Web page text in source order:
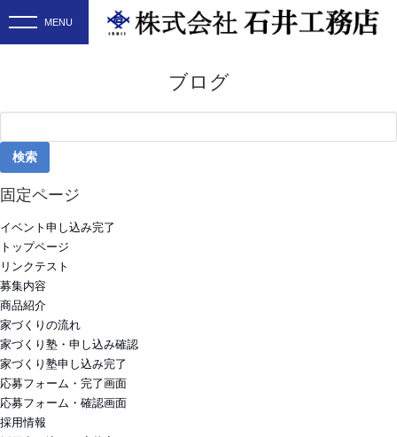
ブログ
索:
固定ページ
イベント申し込み完了
トップページ
リンクテスト
募集内容
商品紹介
家づくりの流れ
家づくり塾・申し込み確認
家づくり塾申し込み完了
応募フォーム・完了画面
応募フォーム・確認画面
採用情報